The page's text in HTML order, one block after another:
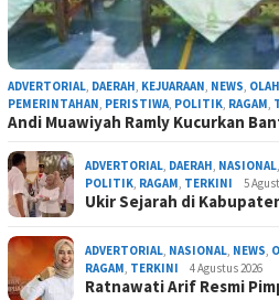
ADVERTORIAL DAERAH KEJUARAAN NEWS
PEMERINTAHAN PERISTIWA POLITIK RAGAM
Andi Muawiyah Ramly Kucurkan
ADVERTORIAL DAERAH NASIONAL
POLITIK RAGAM TERKINI 5
Ukir Sejarah di
ADVERTORIAL NASIONAL NEWS
RAGAM TERKINI 4 Agustus 2026
Ratnawati Arif Resmi